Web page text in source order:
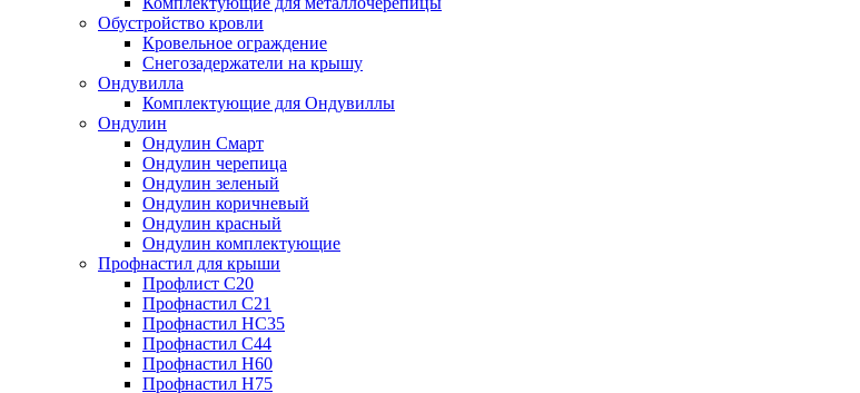
Обустройство кровли
Кровельное ограждение
Снегозадержатели на крышу
Ондувилла
Комплектующие для Ондувиллы
Ондулин
Ондулин Смарт
Ондулин черепица
Ондулин зеленый
Ондулин коричневый
Ондулин красный
Ондулин комплектующие
Профнастил для крыши
Профлист С20
Профнастил С21
Профнастил НС35
Профнастил С44
Профнастил Н60
Профнастил Н75